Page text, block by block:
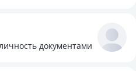
документами